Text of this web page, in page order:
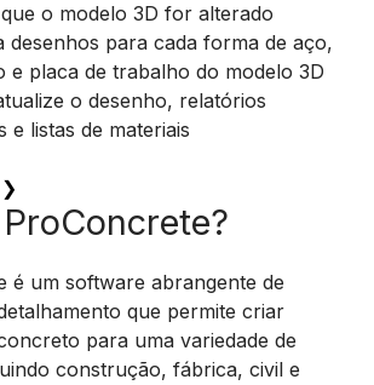
o modelo 3D for alterado
desenhos para cada forma de aço,
e placa de trabalho do modelo 3D
o desenho, relatórios
e listas de materiais
❯
é um software abrangente de
que permite criar
para uma variedade de
construção, fábrica, civil e